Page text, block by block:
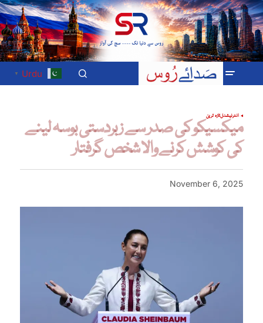
Urdu
▼
انٹرنیشنلتازہ ترین
میکسیکو کی صدر سے زبردستی بوسہ لینے
کی کوشش کرنے والا شخص گرفتار
November 6, 2025